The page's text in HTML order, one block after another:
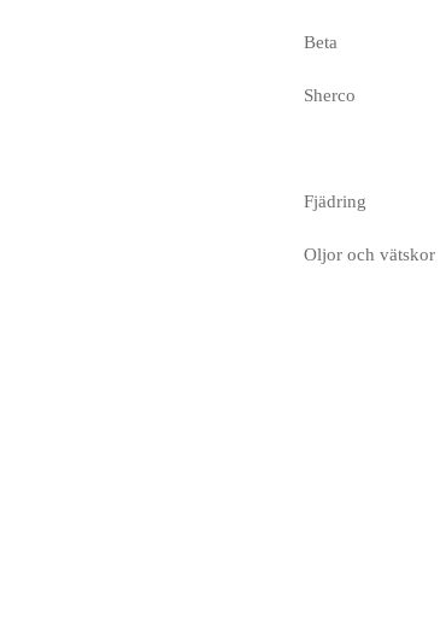
Beta
Sherco
Fjädring
Oljor och vätskor